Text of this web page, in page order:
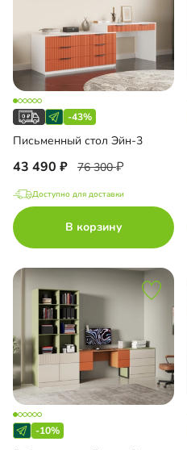
-43%
Письменный стол Эйн-3
43 490 76 300
Доступно для доставки
В корзину
-10%